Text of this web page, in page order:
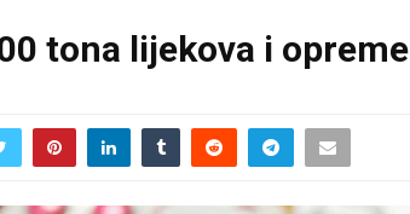
tona lijekova i opreme